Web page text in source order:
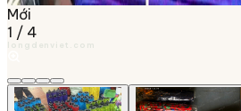
Mới
1 / 4
longdenviet.com